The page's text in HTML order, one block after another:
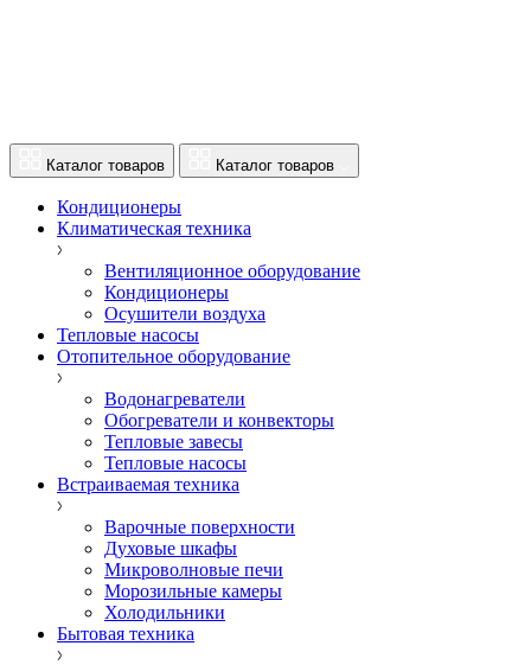
Каталог товаров Каталог товаров
Кондиционеры
Климатическая техника
Вентиляционное оборудование
Кондиционеры
Осушители воздуха
Тепловые насосы
Отопительное оборудование
Водонагреватели
Обогреватели и конвекторы
Тепловые завесы
Тепловые насосы
Встраиваемая техника
Варочные поверхности
Духовые шкафы
Микроволновые печи
Морозильные камеры
Холодильники
Бытовая техника